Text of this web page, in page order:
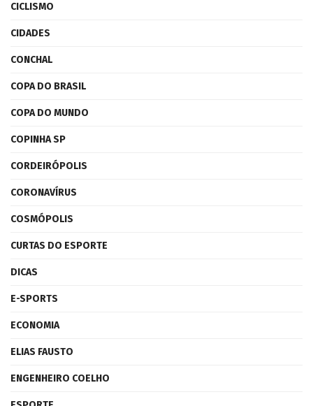
CICLISMO
CIDADES
CONCHAL
COPA DO BRASIL
COPA DO MUNDO
COPINHA SP
CORDEIRÓPOLIS
CORONAVÍRUS
COSMÓPOLIS
CURTAS DO ESPORTE
DICAS
E-SPORTS
ECONOMIA
ELIAS FAUSTO
ENGENHEIRO COELHO